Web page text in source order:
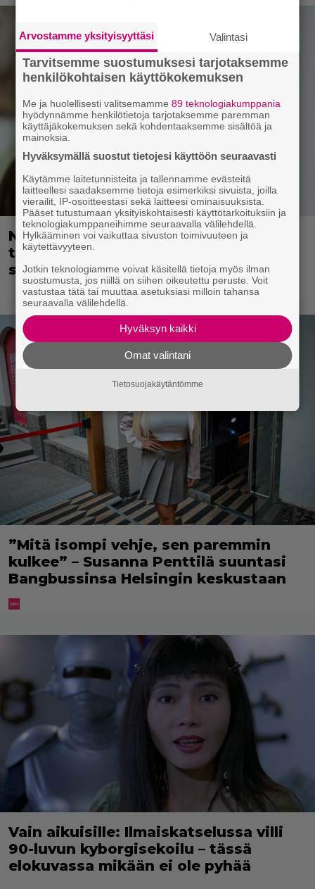
Nyt Netflixissä: 180 miljoonan
toimintaseikkailu – Margot Robbie vei
seksikohtauksen liian pitkälle
”Mitä isompi vehje, sen paremmin
kulkee” – Susanna Penttilä suuntasi
Bangbussinsa Helsingin keskustaan
Vain aikuisille: Ilmaiskatselussa villi
90-luvun kyborgisekoilu – tässä
elokuvassa mikään ei ole pyhää
Arvostamme yksityisyyttäsi Valintasi
Tarvitsemme suostumuksesi tarjotaksemme
henkilökohtaisen käyttökokemuksen
Me ja huolellisesti valitsemamme89 teknologiakumppania
hyödynnämme henkilötietoja tarjotaksemme paremman
käyttäjäkokemuksen sekä kohdentaaksemme sisältöä ja
mainoksia.
Hyväksymällä suostut tietojesi käyttöön seuraavasti
Käytämme laitetunnisteita ja tallennamme evästeitä
laitteellesi saadaksemme tietoja esimerkiksi sivuista, joilla
vierailit, IP-osoitteestasi sekä laitteesi ominaisuuksista.
Pääset tutustumaan yksityiskohtaisesti käyttötarkoituksiin ja
teknologiakumppaneihimme seuraavalla välilehdellä.
Hylkääminen voi vaikuttaa sivuston toimivuuteen ja
käytettävyyteen.
Jotkin teknologiamme voivat käsitellä tietoja myös ilman
suostumusta, jos niillä on siihen oikeutettu peruste. Voit
vastustaa tätä tai muuttaa asetuksiasi milloin tahansa
seuraavalla välilehdellä.
Hyväksyn kaikki
Omat valintani
Tietosuojakäytäntömme